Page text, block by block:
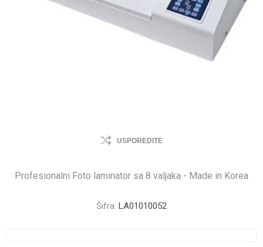
USPOREDITE
Profesionalni Foto laminator sa 8 valjaka - Made in Korea
Šifra: LA01010052